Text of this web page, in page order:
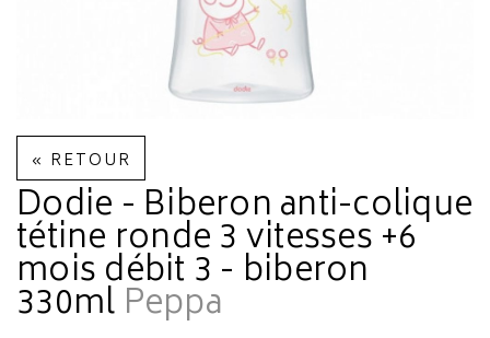
« RETOUR
Dodie - Biberon anti-colique
tétine ronde 3 vitesses +6
mois débit 3 - biberon
330ml Peppa